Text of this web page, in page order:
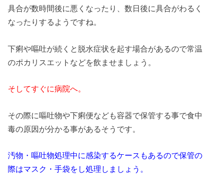
具合が数時間後に悪くなったり、数日後に具合がわるく
なったりするようですね。
下痢や嘔吐が続くと脱水症状を起す場合があるので常温
のポカリスエットなどを飲ませましょう。
そしてすぐに病院へ。
その際に嘔吐物や下痢便なども容器で保管する事で食中
毒の原因が分かる事があるそうです。
汚物・嘔吐物処理中に感染するケースもあるので保管の
際はマスク・手袋をし処理しましょう。